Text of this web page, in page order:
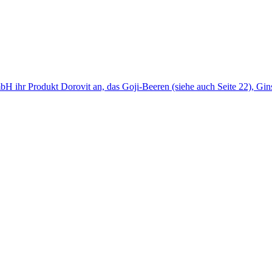
ihr Produkt Dorovit an, das Goji-Beeren (siehe auch Seite 22),